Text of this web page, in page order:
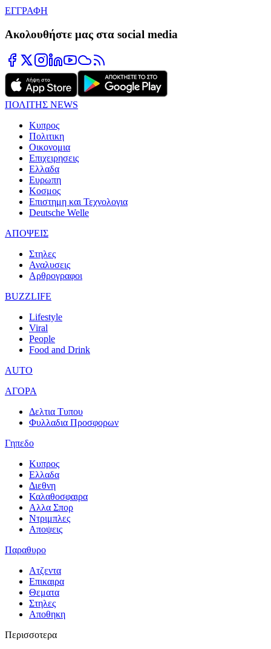
ΕΓΓΡΑΦΗ
Ακολουθήστε μας στα social media
ΠΟΛΙΤΗΣ NEWS
Κυπρος
Πολιτικη
Οικονομια
Επιχειρησεις
Ελλαδα
Ευρωπη
Κοσμος
Επιστημη και Τεχνολογια
Deutsche Welle
ΑΠΟΨΕΙΣ
Στηλες
Αναλυσεις
Αρθρογραφοι
BUZZLIFE
Lifestyle
Viral
People
Food and Drink
AUTO
ΑΓΟΡΑ
Δελτια Τυπου
Φυλλαδια Προσφορων
Γηπεδο
Κυπρος
Ελλαδα
Διεθνη
Καλαθοσφαιρα
Αλλα Σπορ
Ντριμπλες
Αποψεις
Παραθυρο
Ατζεντα
Επικαιρα
Θεματα
Στηλες
Αποθηκη
Περισσοτερα